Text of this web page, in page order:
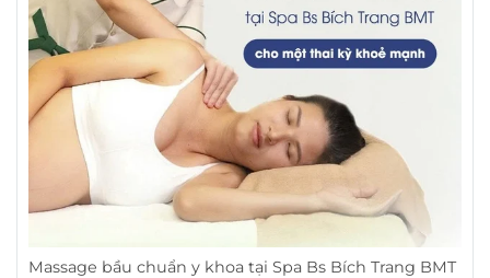
Massage bầu chuẩn y khoa tại Spa Bs Bích Trang BMT